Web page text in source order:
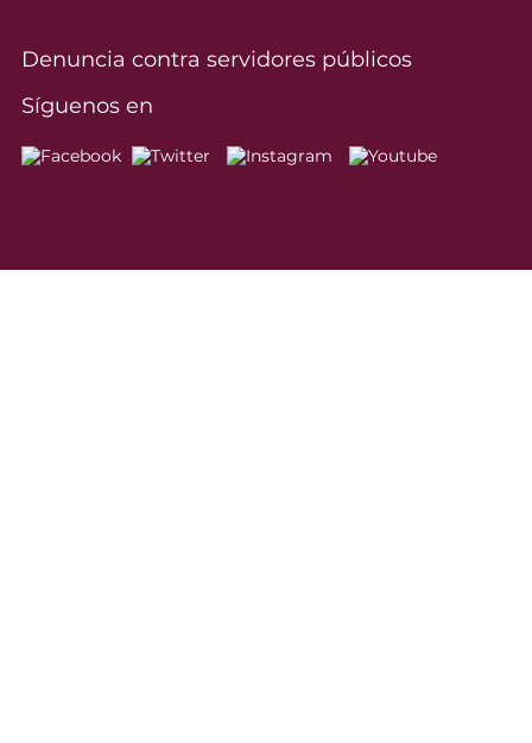
Denuncia contra servidores públicos
Síguenos en